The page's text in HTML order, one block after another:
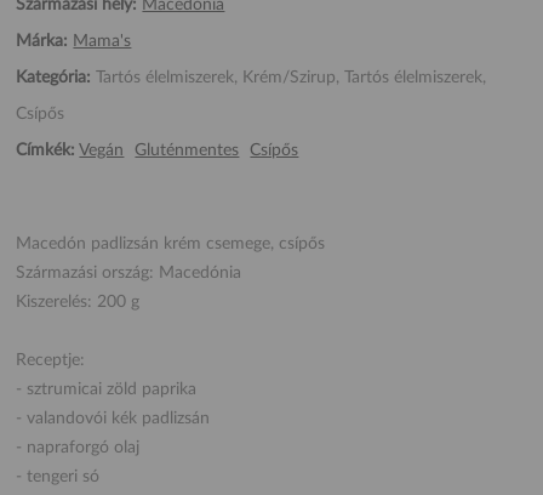
Származási hely: Macedónia
Márka: Mama's
Kategória: Tartós élelmiszerek, Krém/Szirup, Tartós élelmiszerek,
Csípős
Címkék: Vegán Gluténmentes Csípős
Macedón padlizsán krém csemege, csípős
Származási ország: Macedónia
Kiszerelés: 200 g
Receptje:
- sztrumicai zöld paprika
- valandovói kék padlizsán
- napraforgó olaj
- tengeri só